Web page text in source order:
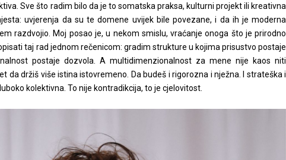
Sve što radim bilo da je to somatska praksa, kulturni projekt ili kreativna
uvjerenja da su te domene uvijek bile povezane, i da ih je moderna
razdvojio. Moj posao je, u nekom smislu, vraćanje onoga što je prirodno
taj rad jednom rečenicom: gradim strukture u kojima prisustvo postaje
postaje dozvola. A multidimenzionalnost za mene nije kaos niti
da držiš više istina istovremeno. Da budeš i rigorozna i nježna. I strateška i
kolektivna. To nije kontradikcija, to je cjelovitost.